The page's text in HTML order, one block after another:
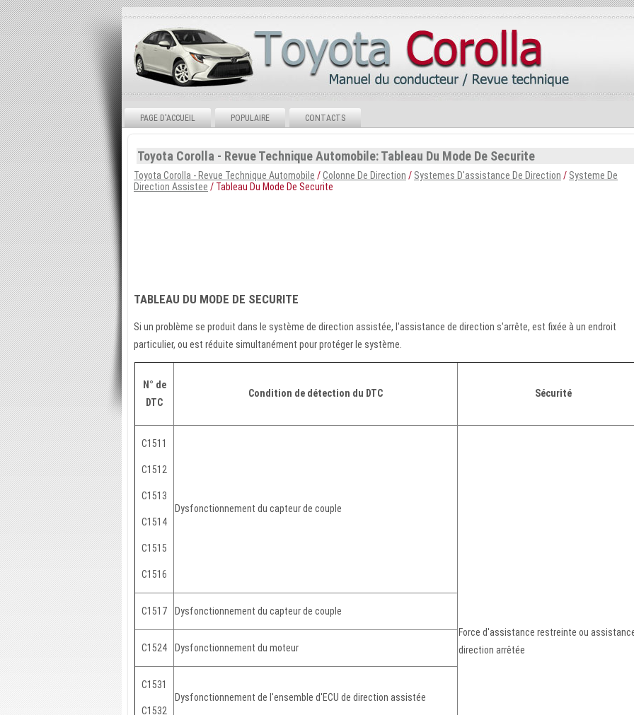
PAGE D'ACCUEIL POPULAIRE CONTACTS
Toyota Corolla - Revue Technique Automobile: Tableau Du Mode De Securite
Toyota Corolla - Revue Technique Automobile /Colonne De Direction / Systemes D'assistance De Direction / Systeme De
Direction Assistee / Tableau Du Mode De Securite
TABLEAU DU MODE DE SECURITE
Si un problème se produit dans le système de direction assistée, l'assistance de direction s'arrête, est fixée à un endroit
particulier, ou est réduite simultanément pour protéger le système.
N° de
DTC
Condition de détection du DTC Sécurité
C1511
C1512
C1513
C1514
C1515
C1516
Dysfonctionnement du capteur de couple
Force d'assistance restreinte ou
direction arrêtée
C1517 Dysfonctionnement du capteur de couple
C1524 Dysfonctionnement du moteur
C1531
C1532
Dysfonctionnement de l'ensemble d'ECU de direction assistée